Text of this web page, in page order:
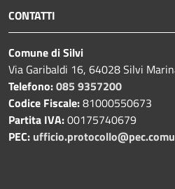
CONTATTI
Comune di Silvi
Via Garibaldi 16, 64028 Silvi
Telefono:085 9357200
Codice Fiscale:81000550673
Partita IVA:00175740679
PEC: